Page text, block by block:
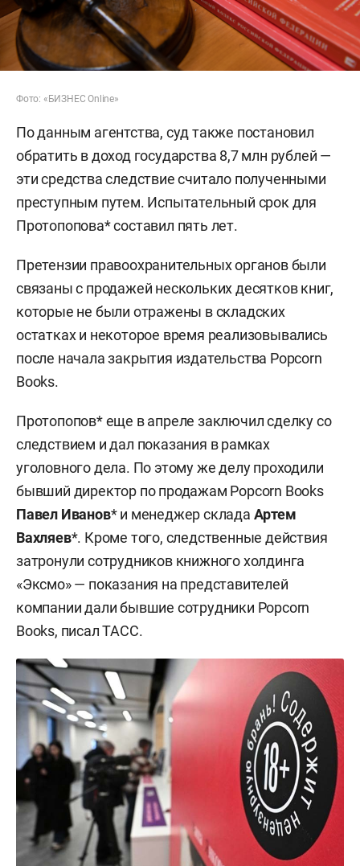
Фото: «БИЗНЕС Online»
По данным агентства, суд также постановил
обратить в доход государства 8,7 млн рублей —
эти средства следствие считало полученными
преступным путем. Испытательный срок для
Протопопова* составил пять лет.
Претензии правоохранительных органов были
связаны с продажей нескольких десятков книг,
которые не были отражены в складских
остатках и некоторое время реализовывались
после начала закрытия издательства Popcorn
Books.
Протопопов* еще в апреле заключил сделку со
следствием и дал показания в рамках
уголовного дела. По этому же делу проходили
бывший директор по продажам Popcorn Books
Павел Иванов* и менеджер склада Артем
Вахляев*. Кроме того, следственные действия
затронули сотрудников книжного холдинга
«Эксмо» — показания на представителей
компании дали бывшие сотрудники Popcorn
Books, писал ТАСС.